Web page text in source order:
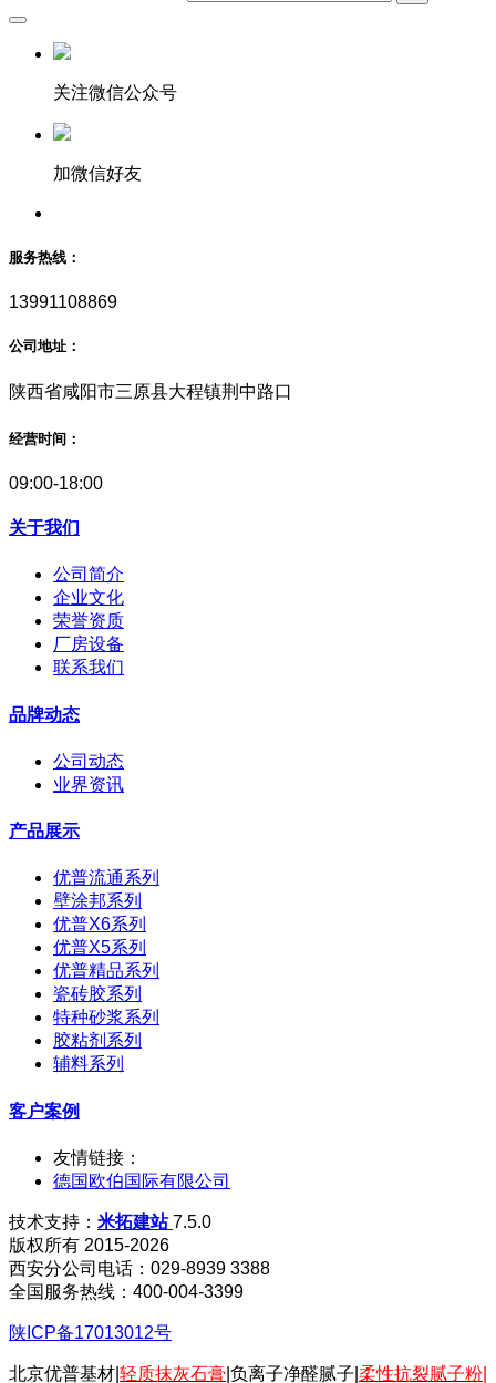
关注微信公众号
加微信好友
服务热线：
13991108869
公司地址：
陕西省咸阳市三原县大程镇荆中路口
经营时间：
09:00-18:00
关于我们
公司简介
企业文化
荣誉资质
厂房设备
联系我们
品牌动态
公司动态
业界资讯
产品展示
优普流通系列
壁涂邦系列
优普X6系列
优普X5系列
优普精品系列
瓷砖胶系列
特种砂浆系列
胶粘剂系列
辅料系列
客户案例
友情链接：
德国欧伯国际有限公司
技术支持： 米拓建站7.5.0
版权所有 2015-2026
西安分公司电话：029-8939 3388
全国服务热线：400-004-3399
陕ICP备17013012号
北京优普基材| 轻质抹灰石膏 |负离子净醛腻子| 柔性抗裂腻子粉